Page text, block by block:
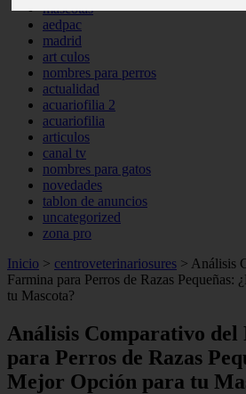
mascotas
aedpac
madrid
art culos
nombres para perros
actualidad
acuariofilia 2
acuariofilia
articulos
canal tv
nombres para gatos
novedades
tablon de anuncios
uncategorized
zona pro
Inicio > centroveterinariosures > Análisis
Farmina para Perros de Razas Pequeñas:
tu Mascota?
Análisis Comparativo del
para Perros de Razas
Mejor Opción para tu